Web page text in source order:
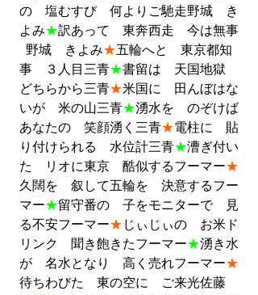
の　塩むすび　何よりご馳走野城　き
よみ★訳あって　東奔西走　今は無事
野城　きよみ★五輪へと　東京都知
事　３人目三青★書留は　天国地獄
どちらから三青★米国に　田んぼはな
いが　米の山三青★湧水を　のぞけば
あなたの　笑顔湧く三青★電柱に　貼
り付けられる　水位計三青★漕ぎ付い
た　リオに東京　酷似するフーマー★
久闊を　叙して五輪を　決意するフー
マー★留守番の　子をモニターで　見
る不安フーマー★ じぃじぃの　お米ド
リンク　聞き飽きたフーマー★湧き水
が　名水となり　高く売れフーマー★
待ちわびた　東の空に　ご来光佐藤